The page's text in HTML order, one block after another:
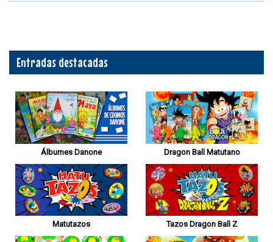
Entradas destacadas
Álbumes Danone Dragon Ball Matutano
Matutazos Tazos Dragon Ball Z